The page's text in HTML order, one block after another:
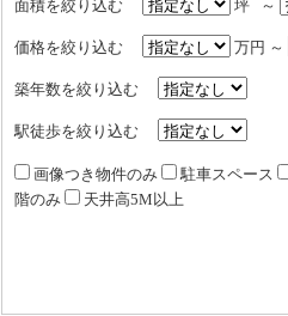
面積を絞り込む 坪 ～
価格を絞り込む 万円 ～
築年数を絞り込む
駅徒歩を絞り込む
画像つき物件のみ 駐車スペース
階のみ
天井高5M以上